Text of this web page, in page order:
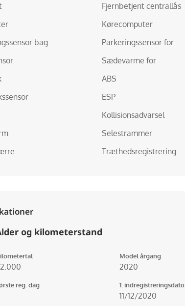
Fjernbetjent centrallås
Kørecomputer
bag
Parkeringssensor for
Sædevarme for
ABS
ESP
Kollisionsadvarsel
Selestrammer
Træthedsregistrering
og kilometerstand
Model årgang
2020
reg. dag 1. indregistreringsdato
11/12/2020